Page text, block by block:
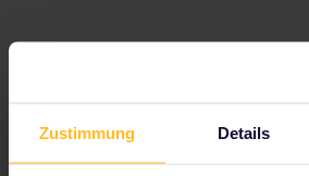
Zustimmung Details
Entdecke die vielseitigen Facetten
der lebenswertesten Städte der
schicken Bankenwelt bis hin zu